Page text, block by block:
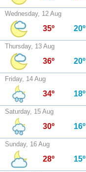
Wednesday, 12 Aug
35º 20º
Thursday, 13 Aug
36º 20º
Friday, 14 Aug
34º 18º
Saturday, 15 Aug
30º 16º
Sunday, 16 Aug
28º 15º